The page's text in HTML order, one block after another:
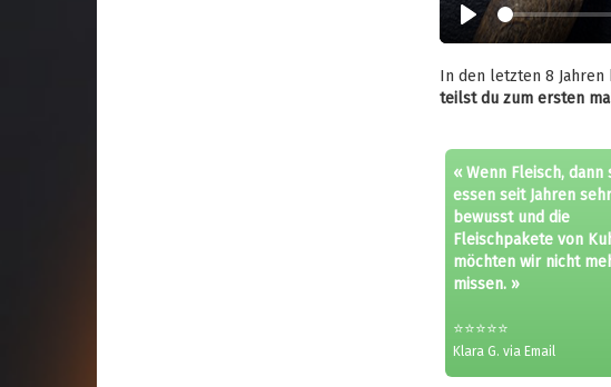
Play
In den letzten 8
teilst du zum ersten
« Wenn Fleisch, dann
essen seit Jahren sehr
bewusst und die
Fleischpakete von
möchten wir nicht
missen. »
⭐⭐⭐⭐⭐
Klara G. via Email